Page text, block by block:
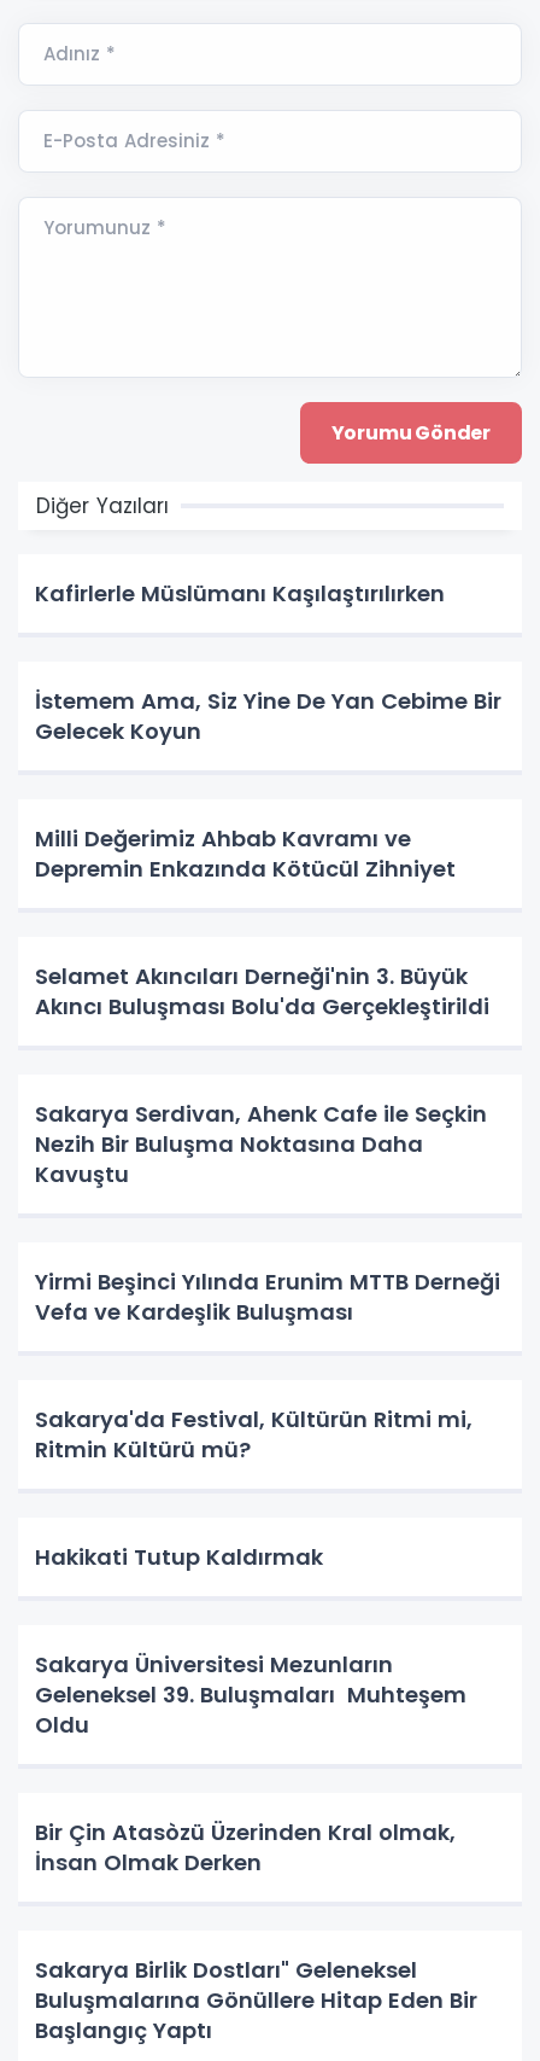
Adınız *
E-Posta Adresiniz *
Yorumunuz *
Diğer Yazıları
Kafirlerle Müslümanı Kaşılaştırılırken
İstemem Ama, Siz Yine De Yan Cebime Bir
Gelecek Koyun
Milli Değerimiz Ahbab Kavramı ve
Depremin Enkazında Kötücül Zihniyet
Selamet Akıncıları Derneği'nin 3. Büyük
Akıncı Buluşması Bolu'da Gerçekleştirildi
Sakarya Serdivan, Ahenk Cafe ile Seçkin
Nezih Bir Buluşma Noktasına Daha
Kavuştu
Yirmi Beşinci Yılında Erunim MTTB Derneği
Vefa ve Kardeşlik Buluşması
Sakarya'da Festival, Kültürün Ritmi mi,
Ritmin Kültürü mü?
Hakikati Tutup Kaldırmak
Sakarya Üniversitesi Mezunların
Geleneksel 39. Buluşmaları Muhteşem
Oldu
Bir Çin Atasòzü Üzerinden Kral olmak,
İnsan Olmak Derken
Sakarya Birlik Dostları" Geleneksel
Buluşmalarına Gönüllere Hitap Eden Bir
Başlangıç Yaptı